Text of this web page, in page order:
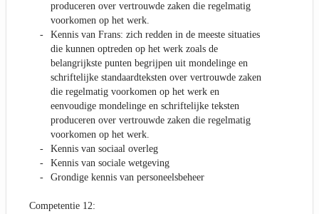
produceren over vertrouwde zaken die regelmatig
voorkomen op het werk.
Kennis van Frans: zich redden in de meeste situaties
die kunnen optreden op het werk zoals de
belangrijkste punten begrijpen uit mondelinge en
schriftelijke standaardteksten over vertrouwde zaken
die regelmatig voorkomen op het werk en
eenvoudige mondelinge en schriftelijke teksten
produceren over vertrouwde zaken die regelmatig
voorkomen op het werk.
Kennis van sociaal overleg
Kennis van sociale wetgeving
Grondige kennis van personeelsbeheer
Competentie 12: